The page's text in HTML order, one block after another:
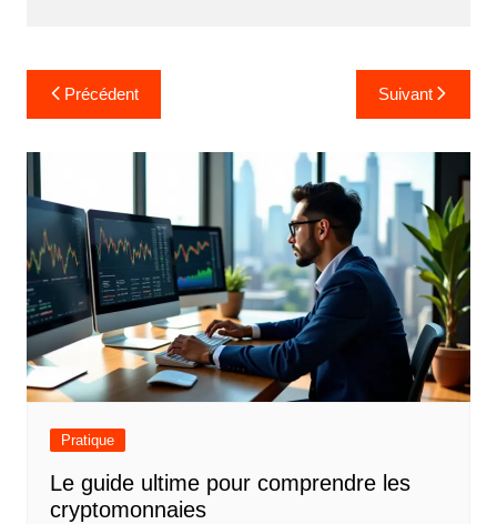
a
v
i
g
a
t
i
o
n
Précédent Suivant
Pratique
Le guide ultime pour comprendre les
cryptomonnaies